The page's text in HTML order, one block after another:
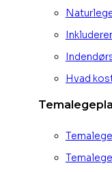
Hvad